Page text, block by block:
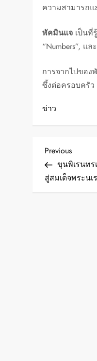
ความสามารถแ
พัคมินแจ เป็นที่
“Numbers”, แ
การจากไปของ
ซึ้งต่อครอบครั
ข่าว
P
o
Previous
Post
Previous
ขุนพิเรนท
สู่สมเด็จพระน